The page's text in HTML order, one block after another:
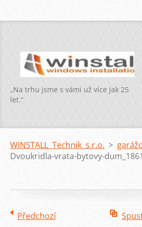
„Na trhu jsme s vámi už více jak 25
let.“
WINSTALL Technik s.r.o. >
Dvoukridla-vrata-bytovy-
Předchozí